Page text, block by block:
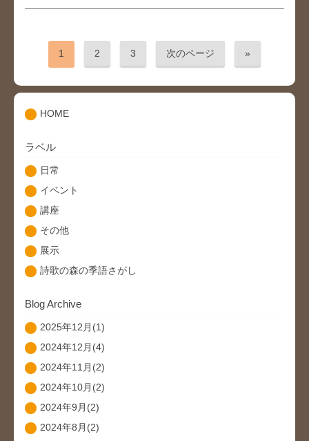
1 2 3 次のページ »
HOME
ラベル
日常
イベント
講座
その他
展示
詩歌の森の季語さがし
Blog Archive
2025年12月(1)
2024年12月(4)
2024年11月(2)
2024年10月(2)
2024年9月(2)
2024年8月(2)